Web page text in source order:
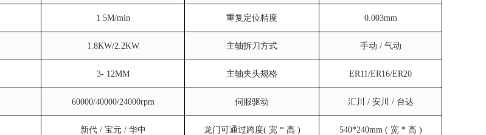
1 5M/min 重复定位精度 0.003mm
1.8KW/2.2KW 主轴拆刀方式 手动 / 气动
3- 12MM 主轴夹头规格 ER11/ER16/ER20
60000/40000/24000rpm 伺服驱动 汇川 / 安川 / 台达
新代 / 宝元 / 华中 龙门可通过跨度( 宽 * 高 ) 540*240mm ( 宽 * 高 )